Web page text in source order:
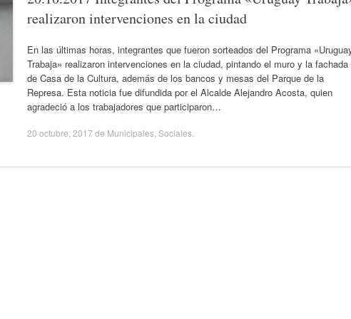
realizaron intervenciones en la ciudad
En las últimas horas, integrantes que fueron sorteados del Programa
Trabaja» realizaron intervenciones en la ciudad, pintando el muro y la fachada
de Casa de la Cultura, además de los bancos y mesas del Parque de la
Represa. Esta noticia fue difundida por el Alcalde Alejandro Acosta, quien
agradeció a los trabajadores que participaron…
20 octubre, 2017 de Municipales Sociales